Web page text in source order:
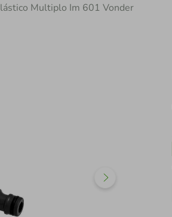
Multiplo Im 601 Vonder